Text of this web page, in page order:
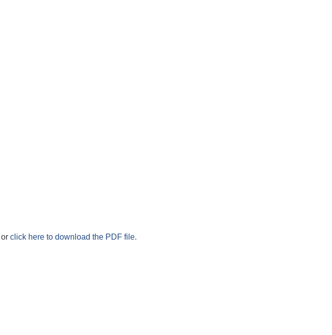
or click here to download the PDF file.